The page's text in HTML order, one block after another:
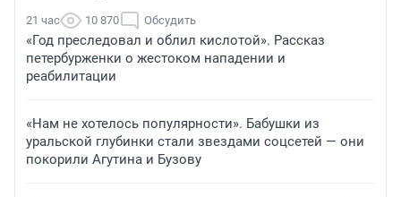
21 час 10 870 Обсудить
«Год преследовал и облил кислотой». Рассказ
петербурженки о жестоком нападении и
реабилитации
«Нам не хотелось популярности». Бабушки из
уральской глубинки стали звездами соцсетей — они
покорили Агутина и Бузову